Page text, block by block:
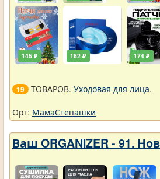
145 ₽ 182 ₽ 174 ₽
19 ТОВАРОВ. Уходовая для лица.
Орг: МамаСтепашки
Ваш ORGANIZER - 91.